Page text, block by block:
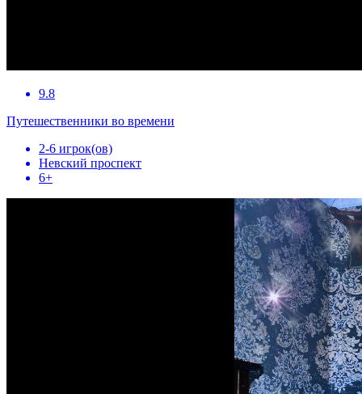
9.8
Путешественники во времени
2-6 игрок(ов)
Невский проспект
6+